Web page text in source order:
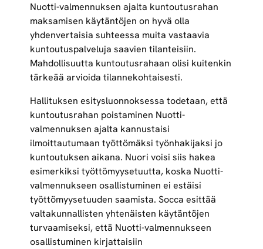
Nuotti-valmennuksen ajalta kuntoutusrahan
maksamisen käytäntöjen on hyvä olla
yhdenvertaisia suhteessa muita vastaavia
kuntoutuspalveluja saavien tilanteisiin.
Mahdollisuutta kuntoutusrahaan olisi kuitenkin
tärkeää arvioida tilannekohtaisesti.
Hallituksen esitysluonnoksessa todetaan, että
kuntoutusrahan poistaminen Nuotti-
valmennuksen ajalta kannustaisi
ilmoittautumaan työttömäksi työnhakijaksi jo
kuntoutuksen aikana. Nuori voisi siis hakea
esimerkiksi työttömyysetuutta, koska Nuotti-
valmennukseen osallistuminen ei estäisi
työttömyysetuuden saamista. Socca esittää
valtakunnallisten yhtenäisten käytäntöjen
turvaamiseksi, että Nuotti-valmennukseen
osallistuminen kirjattaisiin